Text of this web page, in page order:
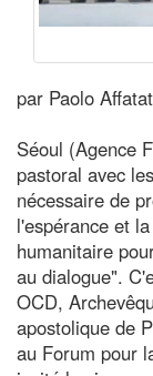
par Paolo
Séoul (Agence
pastoral avec
nécessaire de
l'espérance et
humanitaire
au dialogue".
OCD,
apostolique de
au Forum pour